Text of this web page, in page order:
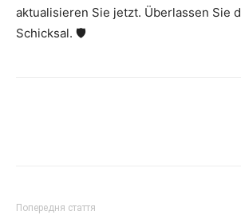
aktualisieren Sie jetzt. Überlassen Sie
Schicksal. 🛡️
Попередня стаття